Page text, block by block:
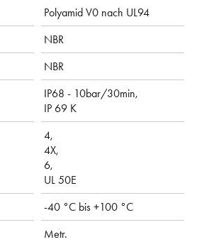
Polyamid V0 nach UL94
NBR
NBR
IP68 - 10bar/30min,
IP 69 K
4,
4X,
6,
UL 50E
-40 °C bis +100 °C
Metr.